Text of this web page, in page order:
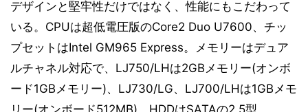
デザインと堅牢性だけではなく、性能にもこだわって
いる。CPUは超低電圧版のCore2 Duo U7600、チッ
プセットはIntel GM965 Express。メモリーはデュア
ルチャネル対応で、LJ750/LHは2GBメモリー(オンボ
ード1GBメモリー)、LJ730/LG、LJ700/LHは1GBメモ
リー(オンボード512MB)、HDDはSATAの2.5型